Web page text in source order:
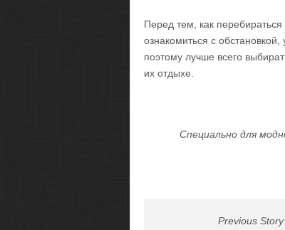
Перед тем, как
ознакомиться с
поэтому лучше всего
их отдыхе.
Специально для
Previous Story